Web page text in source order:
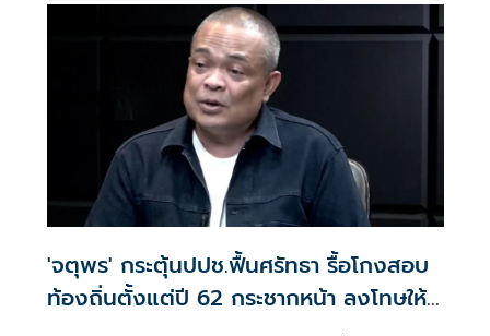
'จตุพร' กระตุ้นปปช.ฟื้นศรัทธา รื้อโกงสอบ
ท้องถิ่นตั้งแต่ปี 62 กระชากหน้า ลงโทษให้